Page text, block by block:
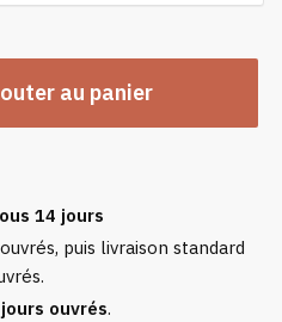
au panier
14 jours
puis livraison standard
ouvrés.